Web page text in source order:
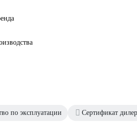
по эксплуатации Сертификат